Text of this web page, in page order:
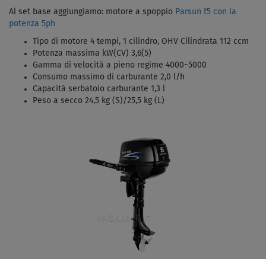
Al set base aggiungiamo: motore a spoppio Parsun f5 con la
potenza 5ph
Tipo di motore 4 tempi, 1 cilindro, OHV Cilindrata 112 ccm
Potenza massima kW(CV) 3,6(5)
Gamma di velocità a pieno regime 4000~5000
Consumo massimo di carburante 2,0 l/h
Capacità serbatoio carburante 1,3 l
Peso a secco 24,5 kg (S)/25,5 kg (L)